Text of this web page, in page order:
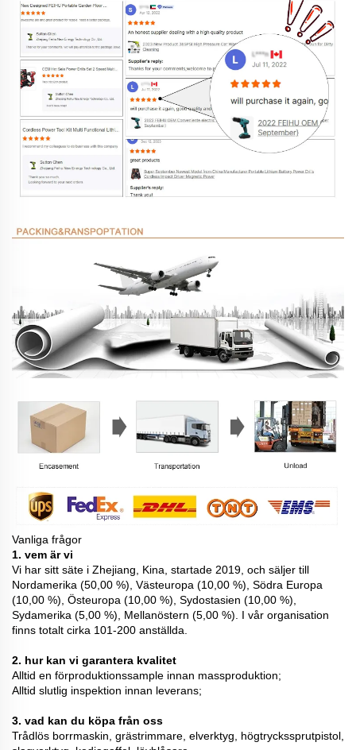
Vanliga frågor
1. vem är vi
Vi har sitt säte i Zhejiang, Kina, startade 2019, och säljer till
Nordamerika (50,00 %), Västeuropa (10,00 %), Södra Europa
(10,00 %), Östeuropa (10,00 %), Sydostasien (10,00 %),
Sydamerika (5,00 %), Mellanöstern (5,00 %). I vår organisation
finns totalt cirka 101-200 anställda.
2. hur kan vi garantera kvalitet
Alltid en förproduktionssample innan massproduktion;
Alltid slutlig inspektion innan leverans;
3. vad kan du köpa från oss
Trådlös borrmaskin, grästrimmare, elverktyg, högtryckssprutpistol,